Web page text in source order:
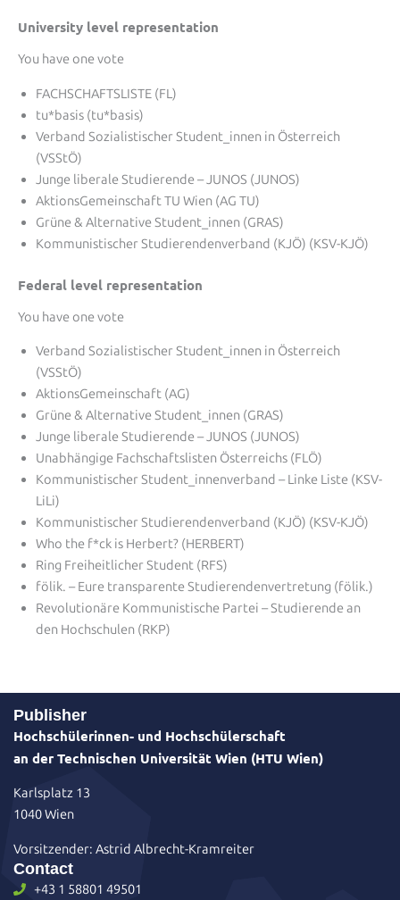
University level representation
You have one vote
FACHSCHAFTSLISTE (FL)
tu*basis (tu*basis)
Verband Sozialistischer Student_innen in Österreich
(VSStÖ)
Junge liberale Studierende – JUNOS (JUNOS)
AktionsGemeinschaft TU Wien (AG TU)
Grüne & Alternative Student_innen (GRAS)
Kommunistischer Studierendenverband (KJÖ) (KSV-KJÖ)
Federal level representation
You have one vote
Verband Sozialistischer Student_innen in Österreich
(VSStÖ)
AktionsGemeinschaft (AG)
Grüne & Alternative Student_innen (GRAS)
Junge liberale Studierende – JUNOS (JUNOS)
Unabhängige Fachschaftslisten Österreichs (FLÖ)
Kommunistischer Student_innenverband – Linke Liste (KSV-
LiLi)
Kommunistischer Studierendenverband (KJÖ) (KSV-KJÖ)
Who the f*ck is Herbert? (HERBERT)
Ring Freiheitlicher Student (RFS)
fölik. – Eure transparente Studierendenvertretung (fölik.)
Revolutionäre Kommunistische Partei – Studierende an
den Hochschulen (RKP)
Publisher
Hochschülerinnen- und Hochschülerschaft
an der Technischen Universität Wien (HTU Wien)
Karlsplatz 13
1040 Wien
Vorsitzender: Astrid Albrecht-Kramreiter
Contact
+43 1 58801 49501